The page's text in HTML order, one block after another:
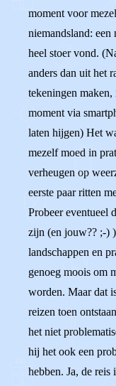
moment voor
niemandsland:
heel stoer vond.
anders dan uit het
tekeningen
moment via
laten hijgen) Het
mezelf moed in
verheugen op
eerste paar ritten
Probeer eventueel
zijn (en jouw?? ;-)
landschappen en
genoeg moois om
worden. Maar dat
reizen toen
het niet
hij het ook een
hebben. Ja, de